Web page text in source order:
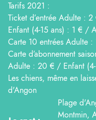
Tarifs 2021 :
Ticket d’entrée Adulte :
Enfant (4-15 ans) : 1 € /
Carte 10 entrées Adulte
Carte d’abonnement
Adulte : 20 € / Enfant
Les chiens, même en
d'Angon
Plage
Montmin,